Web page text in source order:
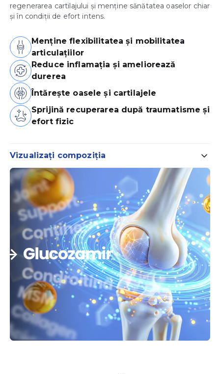
regenerarea cartilajului și menține sănătatea oaselor chiar
și în condiții de efort intens.
Menține flexibilitatea și mobilitatea
articulațiilor
Reduce inflamația și ameliorează
durerea
Întărește oasele și cartilajele
Sprijină recuperarea după traumatisme și
efort fizic
Vizualizați compoziția